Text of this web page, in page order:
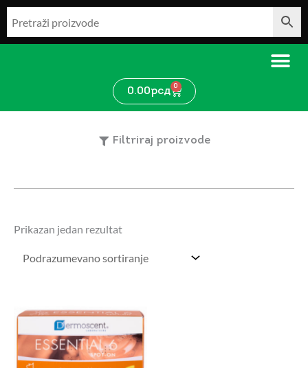
Pređi
sadržaj
0.00рсд 0
Cart
Filtriraj proizvode
Prikazan jedan rezultat